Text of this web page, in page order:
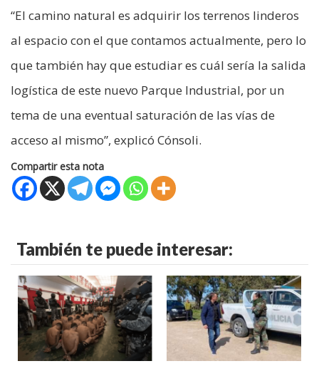
“El camino natural es adquirir los terrenos linderos
al espacio con el que contamos actualmente, pero lo
que también hay que estudiar es cuál sería la salida
logística de este nuevo Parque Industrial, por un
tema de una eventual saturación de las vías de
acceso al mismo”, explicó Cónsoli.
Compartir esta nota
También te puede interesar: